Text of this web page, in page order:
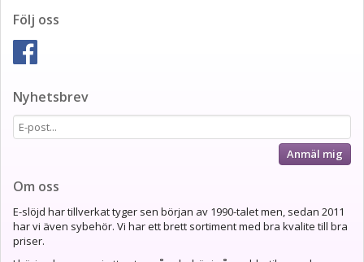
Följ oss
Nyhetsbrev
Anmäl mig
Om oss
E-slöjd har tillverkat tyger sen början av 1990-talet men, sedan 2011
har vi även sybehör. Vi har ett brett sortiment med bra kvalite till bra
priser.